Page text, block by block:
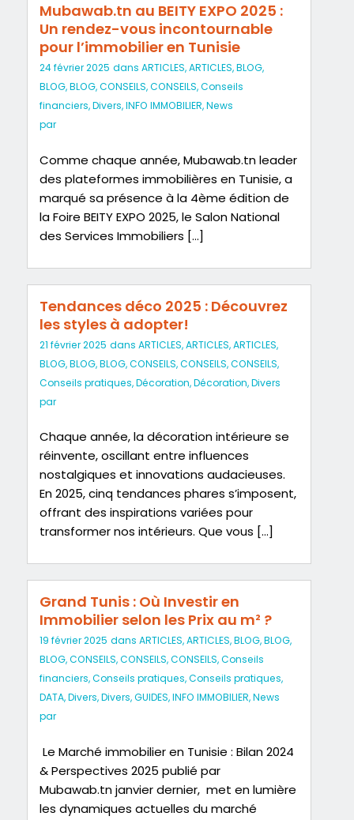
Mubawab.tn au BEITY EXPO 2025 :
Un rendez-vous incontournable
pour l’immobilier en Tunisie
24 février 2025 dans ARTICLES,ARTICLES,BLOG,
BLOG,BLOG,CONSEILS,CONSEILS,Conseils
financiers,Divers,INFO IMMOBILIER,News
par
Comme chaque année, Mubawab.tn leader
des plateformes immobilières en Tunisie, a
marqué sa présence à la 4ème édition de
la Foire BEITY EXPO 2025, le Salon National
des Services Immobiliers […]
Tendances déco 2025 : Découvrez
les styles à adopter!
21 février 2025 dans ARTICLES,ARTICLES,ARTICLES,
BLOG,BLOG,BLOG,CONSEILS,CONSEILS,CONSEILS,
Conseils pratiques,Décoration,Décoration,Divers
par
Chaque année, la décoration intérieure se
réinvente, oscillant entre influences
nostalgiques et innovations audacieuses.
En 2025, cinq tendances phares s’imposent,
offrant des inspirations variées pour
transformer nos intérieurs. Que vous […]
Grand Tunis : Où Investir en
Immobilier selon les Prix au m² ?
19 février 2025 dans ARTICLES,ARTICLES,BLOG,BLOG,
BLOG,CONSEILS,CONSEILS,CONSEILS,Conseils
financiers,Conseils pratiques,Conseils pratiques,
DATA,Divers,Divers,GUIDES,INFO IMMOBILIER,News
par
Le Marché immobilier en Tunisie : Bilan 2024
& Perspectives 2025 publié par
Mubawab.tn janvier dernier, met en lumière
les dynamiques actuelles du marché